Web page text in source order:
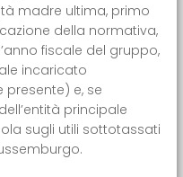
madre ultima, primo
della normativa,
fiscale del gruppo,
incaricato
presente) e, se
principale
sugli utili sottotassati